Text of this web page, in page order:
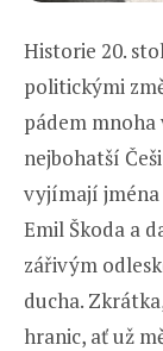
Historie 20.
politickými
pádem
nejbohatší
vyjímají jména
Emil Škoda a
zářivým
ducha.
hranic, ať už